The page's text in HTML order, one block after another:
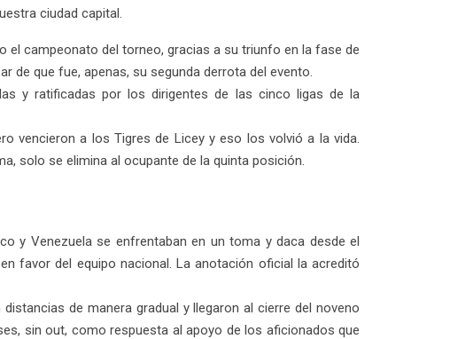
ciudad capital.
el campeonato del torneo, gracias a su triunfo en la fase de
de que fue, apenas, su segunda derrota del evento.
y ratificadas por los dirigentes de las cinco ligas de la
vencieron a los Tigres de Licey y eso los volvió a la vida.
solo se elimina al ocupante de la quinta posición.
y Venezuela se enfrentaban en un toma y daca desde el
favor del equipo nacional. La anotación oficial la acreditó
de manera gradual y llegaron al cierre del noveno
sin out, como respuesta al apoyo de los aficionados que